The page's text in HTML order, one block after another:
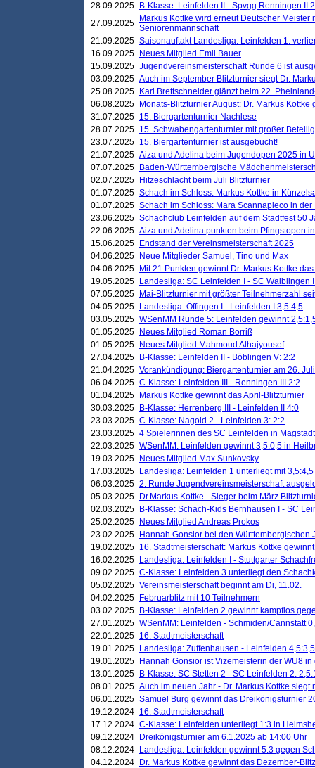
28.09.2025
B-Klasse: Leinfelden II - Spvgg Renningen II
27.09.2025
Markus Kottke wird erneut Deutscher Meister
Seniorenmannschaft
21.09.2025 Saisonauftakt Landesliga: Leinfelden 1.
16.09.2025
Neues Mitglied Emil Bauer
15.09.2025 Jugendvereinsmeisterschaft Runde 6 ist
03.09.2025 Auch im September Blitzturnier siegt Dr.
25.08.2025
Karl Brettschneider glänzt beim 22.
06.08.2025
Monats-Blitzturnier August: Dr. Markus Kottke
31.07.2025 15. Biergartenturnier Nachlese
28.07.2025 15. Schwabengartenturnier mit großer
23.07.2025 15. Biergartenturnier ist ausgebucht!
21.07.2025 Aiza und Adelina beim Jugendopen 2025 in
07.07.2025
Baden-Württembergische
02.07.2025
Hitzeschlacht beim Juli Blitzturnier
01.07.2025 Schach im Schloss: Markus Kottke in
01.07.2025 Schach im Schloss: Mara Scannapieco in der
23.06.2025 Schachclub Leinfelden auf dem Stadtfest 50
22.06.2025 Aiza und Adelina punkten beim Pfingstopen
15.06.2025
Endstand der Vereinsmeisterschaft 2025
04.06.2025
Neue Mitglieder Samuel, Tino und Max
04.06.2025
Mit 21 Punkten gewinnt Dr. Markus Kottke
19.05.2025
Landesliga: SC Leinfelden I - SC Waiblingen
07.05.2025
Mai-Blitzturnier mit größter Teilnehmerzahl
04.05.2025
Landesliga: Öffingen I - Leinfelden I 3,5:4,5
03.05.2025 WSenMM Runde 5: Leinfelden gewinnt
01.05.2025
Neues Mitglied Roman Borriß
01.05.2025
Neues Mitglied Mahmoud Alhajyousef
27.04.2025
B-Klasse: Leinfelden II - Böblingen V: 2:2
21.04.2025 Vorankündigung: Biergartenturnier am 26. Juli
06.04.2025 C-Klasse: Leinfelden III - Renningen III 2:2
01.04.2025
Markus Kottke gewinnt das April-Blitzturnier
30.03.2025
B-Klasse: Herrenberg III - Leinfelden II 4:0
23.03.2025 C-Klasse: Nagold 2 - Leinfelden 3: 2:2
23.03.2025 4 Spielerinnen des SC Leinfelden in Magstadt
22.03.2025 WSenMM: Leinfelden gewinnt 3,5:0,5 in
19.03.2025
Neues Mitglied Max Sunkovsky
17.03.2025
Landesliga: Leinfelden 1 unterliegt mit
06.03.2025 2. Runde Jugendvereinsmeisterschaft
05.03.2025
Dr.Markus Kottke - Sieger beim März
02.03.2025
B-Klasse: Schach-Kids Bernhausen I - SC
25.02.2025
Neues Mitglied Andreas Prokos
23.02.2025
Hannah Gonsior bei den Württembergischen
19.02.2025 16. Stadtmeisterschaft: Markus Kottke
16.02.2025
Landesliga: Leinfelden I - Stuttgarter
09.02.2025 C-Klasse: Leinfelden 3 unterliegt den
05.02.2025 Vereinsmeisterschaft beginnt am Di, 11.02.
04.02.2025
Februarblitz mit 10 Teilnehmern
03.02.2025
B-Klasse: Leinfelden 2 gewinnt kampflos
27.01.2025 WSenMM: Leinfelden - Schmiden/Cannstatt
22.01.2025 16. Stadtmeisterschaft
19.01.2025
Landesliga: Zuffenhausen - Leinfelden 4,5:3,5
19.01.2025
Hannah Gonsior ist Vizemeisterin der WU8 in
13.01.2025
B-Klasse: SC Stetten 2 - SC Leinfelden 2:
08.01.2025 Auch im neuen Jahr - Dr. Markus Kottke
06.01.2025 Samuel Burg gewinnt das Dreikönigsturnier
19.12.2024 16. Stadtmeisterschaft
17.12.2024 C-Klasse: Leinfelden unterliegt 1:3 in
09.12.2024
Dreikönigsturnier am 6.1.2025 ab 14:00 Uhr
08.12.2024
Landesliga: Leinfelden gewinnt 5:3 gegen
04.12.2024
Dr. Markus Kottke gewinnt das Dezember-